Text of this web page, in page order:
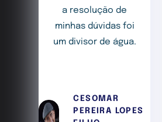
a resolução de
minhas dúvidas foi
um divisor de água.
CESOMAR
PEREIRA LOPES